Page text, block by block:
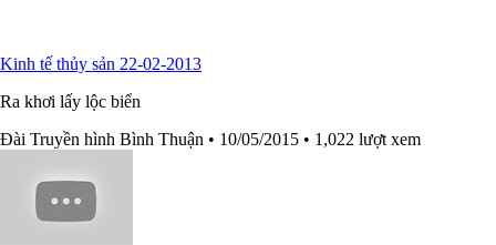
Kinh tế thủy sản 22-02-2013
Ra khơi lấy lộc biển
Đài Truyền hình Bình Thuận • 10/05/2015 • 1,022 lượt xem